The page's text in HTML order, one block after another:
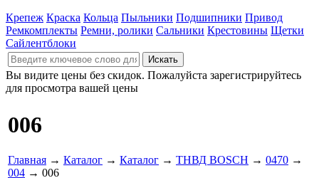
Крепеж Краска Кольца Пыльники Подшипники Привод
Ремкомплекты Ремни, ролики Сальники Крестовины Щетки
Сайлентблоки
Вы видите цены без скидок. Пожалуйста зарегистрируйтесь
для просмотра вашей цены
006
Главная → Каталог → Каталог → ТНВД BOSCH → 0470 →
004 → 006